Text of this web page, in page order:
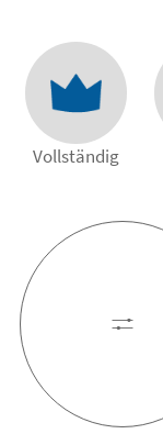
Vollständig